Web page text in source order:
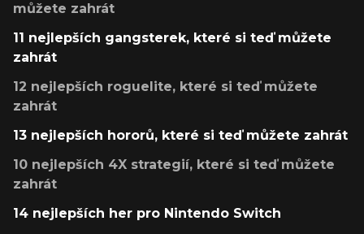
můžete zahrát
11 nejlepších gangsterek, které si teď můžete
zahrát
12 nejlepších roguelite, které si teď můžete
zahrát
13 nejlepších hororů, které si teď můžete zahrát
10 nejlepších 4X strategií, které si teď můžete
zahrát
14 nejlepších her pro Nintendo Switch